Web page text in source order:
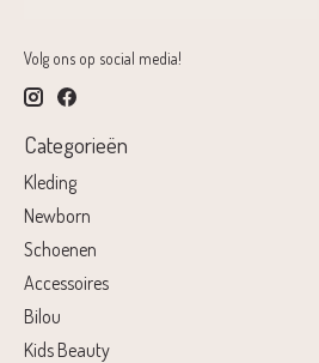
Volg ons op social media!
Categorieën
Kleding
Newborn
Schoenen
Accessoires
Bilou
Kids Beauty